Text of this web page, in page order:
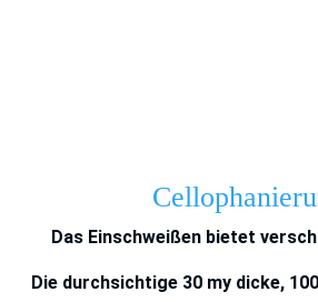
Das Einschweißen bietet
Die durchsichtige 30 my dicke,